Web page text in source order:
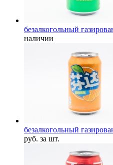
безалкогольный
наличии
безалкогольный
руб. за шт.